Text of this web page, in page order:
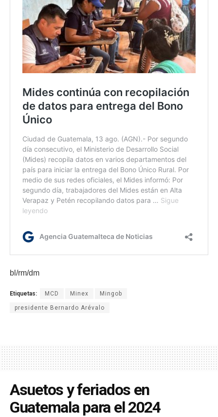
bl/rm/dm
Etiquetas: MCD Minex Mingob
presidente Bernardo Arévalo
Asuetos y feriados en
Guatemala para el 2024